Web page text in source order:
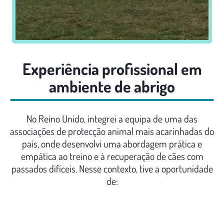
Experiência profissional em
ambiente de abrigo
No Reino Unido, integrei a equipa de uma das
associações de protecção animal mais acarinhadas do
país, onde desenvolvi uma abordagem prática e
empática ao treino e à recuperação de cães com
passados difíceis. Nesse contexto, tive a oportunidade
de: